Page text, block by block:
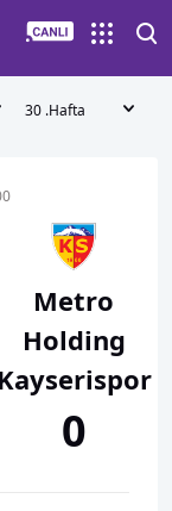
30 .Hafta
Metro
Holding
Kayserispor
0